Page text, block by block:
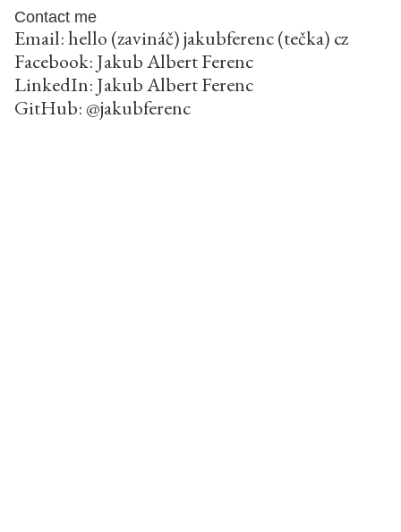
Contact me
Email: hello (zavináč) jakubferenc (tečka) cz
Facebook: Jakub Albert Ferenc
LinkedIn: Jakub Albert Ferenc
GitHub: @jakubferenc